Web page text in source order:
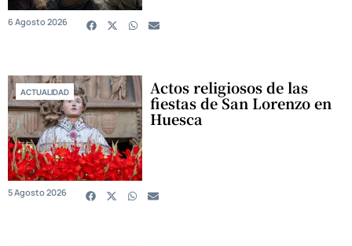
6 Agosto 2026
ACTUALIDAD Actos religiosos de las
fiestas de San Lorenzo en
Huesca
5 Agosto 2026